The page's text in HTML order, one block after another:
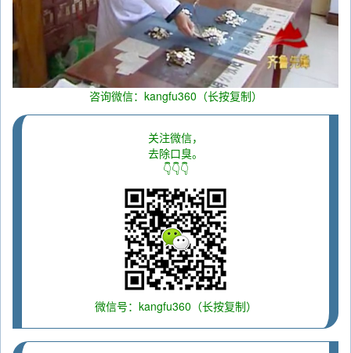
咨询微信：kangfu360（长按复制）
关注微信，
去除口臭。
👇👇👇
微信号：kangfu360（长按复制）